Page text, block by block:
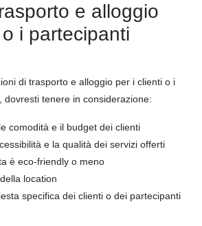
e alloggio
i partecipanti
di trasporto e alloggio per i clienti o i
dovresti tenere in considerazione:
comodità e il budget dei clienti
e la qualità dei servizi offerti
è eco-friendly o meno
location
specifica dei clienti o dei partecipanti